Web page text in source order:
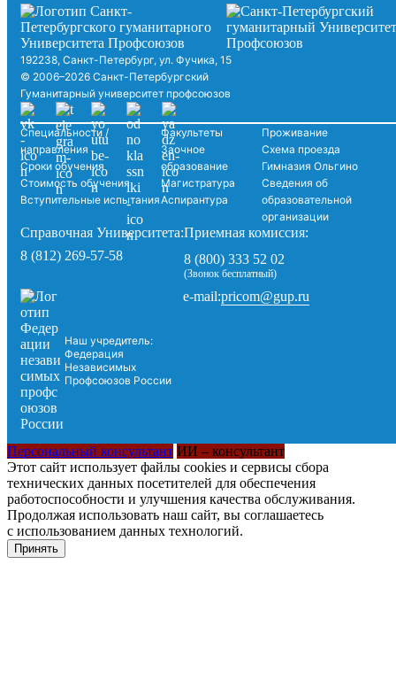
192238, Санкт-Петербург, ул. Фучика, 15
© 2006–2026 Санкт-Петербургский
Гуманитарный университет профсоюзов
Специальности /
направления
Сроки обучения
Стоимость обучения
Вступительные испытания
Факультеты
Заочное
образование
Магистратура
Аспирантура
Проживание
Схема проезда
Гимназия Ольгино
Сведения об
образовательной
организации
Справочная Университета:
8 (812) 269-57-58
Приемная комиссия:
8 (800) 333 52 02
(Звонок бесплатный)
Наш учредитель:
Федерация
Независимых
Профсоюзов России
e-mail:pricom@gup.ru
Персональный консультант ИИ – консультант
Этот сайт использует файлы cookies и сервисы сбора
технических данных посетителей для обеспечения
работоспособности и улучшения качества обслуживания.
Продолжая использовать наш сайт, вы соглашаетесь
с использованием данных технологий.
Принять